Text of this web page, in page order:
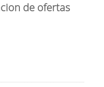
de ofertas